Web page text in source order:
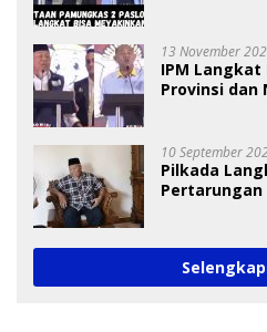
13 November
IPM Langkat
Provinsi dan
10 September
Pilkada
Pertarungan